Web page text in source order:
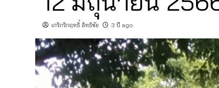
เกริกริกฤทธิ์ สิทธิชัย 3 ปี ago